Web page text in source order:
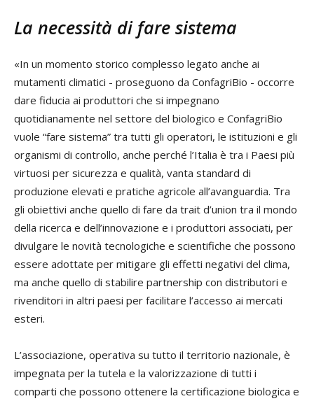
La necessità di fare sistema
«In un momento storico complesso legato anche ai
mutamenti climatici - proseguono da ConfagriBio - occorre
dare fiducia ai produttori che si impegnano
quotidianamente nel settore del biologico e ConfagriBio
vuole “fare sistema” tra tutti gli operatori, le istituzioni e gli
organismi di controllo, anche perché l’Italia è tra i Paesi più
virtuosi per sicurezza e qualità, vanta standard di
produzione elevati e pratiche agricole all’avanguardia. Tra
gli obiettivi anche quello di fare da trait d’union tra il mondo
della ricerca e dell’innovazione e i produttori associati, per
divulgare le novità tecnologiche e scientifiche che possono
essere adottate per mitigare gli effetti negativi del clima,
ma anche quello di stabilire partnership con distributori e
rivenditori in altri paesi per facilitare l’accesso ai mercati
esteri.
L’associazione, operativa su tutto il territorio nazionale, è
impegnata per la tutela e la valorizzazione di tutti i
comparti che possono ottenere la certificazione biologica e